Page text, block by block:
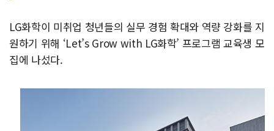
LG화학이 미취업 청년들의 실무 경험 확대와 역량 강화를 지
원하기 위해 ‘Let’s Grow with LG화학’ 프로그램 교육생 모
집에 나섰다.